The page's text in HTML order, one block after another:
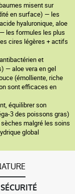
misent sur
en surface) — les
hyaluronique, aloe
les formules les plus
cires légères + actifs
et
— aloe vera en gel
(émolliente, riche
sont efficaces en
équilibrer son
3 des poissons gras)
malgré les soins
global